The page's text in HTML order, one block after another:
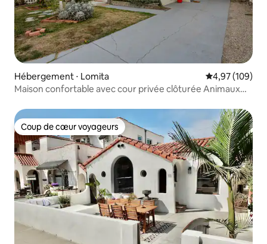
Hébergement ⋅ Lomita Évaluation
4,97 (109)
Maison confortable avec cour privée clôturée Animaux
Coup de cœur voyageurs
Coup de cœur voyageurs